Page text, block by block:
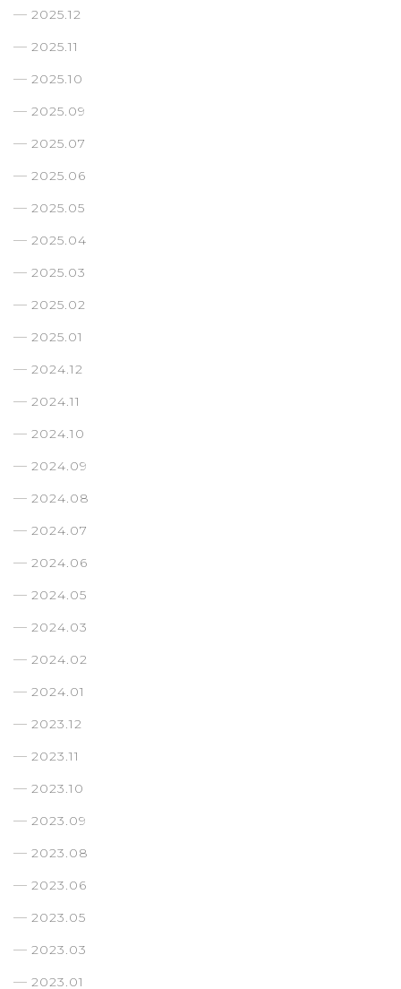
2025.12
2025.11
2025.10
2025.09
2025.07
2025.06
2025.05
2025.04
2025.03
2025.02
2025.01
2024.12
2024.11
2024.10
2024.09
2024.08
2024.07
2024.06
2024.05
2024.03
2024.02
2024.01
2023.12
2023.11
2023.10
2023.09
2023.08
2023.06
2023.05
2023.03
2023.01